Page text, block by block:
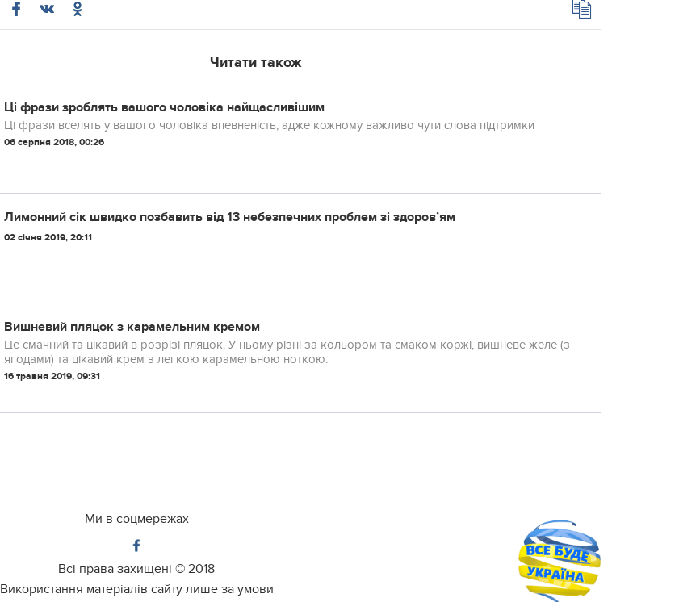
Читати також
Ці фрази зроблять вашого чоловіка найщасливішим
Ці фрази вселять у вашого чоловіка впевненість, адже кожному важливо чути слова підтримки
06 серпня 2018, 00:26
Лимонний сік швидко позбавить від 13 небезпечних проблем зі здоров’ям
02 січня 2019, 20:11
Вишневий пляцок з карамельним кремом
Це смачний та цікавий в розрізі пляцок. У ньому різні за кольором та смаком коржі, вишневе желе (з
ягодами) та цікавий крем з легкою карамельною ноткою.
16 травня 2019, 09:31
Ми в соцмережах
Всі права захищені © 2018
Використання матеріалів сайту лише за умови